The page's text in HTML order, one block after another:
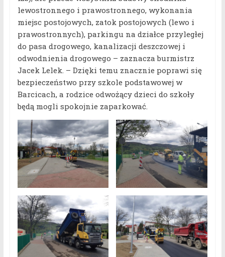
lewostronnego i prawostronnego, wykonania
miejsc postojowych, zatok postojowych (lewo i
prawostronnych), parkingu na działce przyległej
do pasa drogowego, kanalizacji deszczowej i
odwodnienia drogowego – zaznacza burmistrz
Jacek Lelek. – Dzięki temu znacznie poprawi się
bezpieczeństwo przy szkole podstawowej w
Barcicach, a rodzice odwożący dzieci do szkoły
będą mogli spokojnie zaparkować.